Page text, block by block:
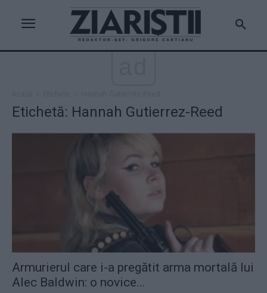
Etichetă: Hannah Gutierrez-Reed
Armurierul care i-a pregătit arma mortală lui
Alec Baldwin: o novice...